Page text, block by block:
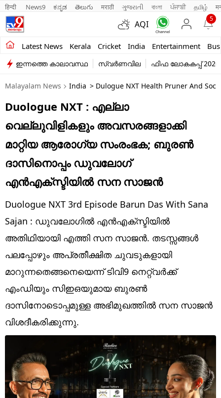
हिन्दी News9 ಕನ್ನಡ తెలుగు मराठी ગુજરાતી বাংলা ਪੰਜਾਬੀ தமிழ்
AQI
5
Latest News Kerala Cricket India Entertainment
Kerala
India
Entertainment
Business
Education
Sports
Lifestyle
world
Technology
Web Story
Photo
Short Videos
ഇന്നത്തെ കാലാവസ്ഥ സ്വർണവില ഫിഫ ലോകകപ്പ് 2026
Malayalam News India > Dulogue NXT Health Pruner And
Duologue NXT : എല്ലാ
വെല്ലുവിളികളും അവസരങ്ങളാക്കി
മാറ്റിയ ആരോഗ്യ സംരംഭക; ബുരൺ
ദാസിനൊപ്പം ഡുവലോഗ്
എൻഎക്സ്ടിയിൽ സന സാജൻ
Duologue NXT 3rd Episode Barun Das With Sana
Sajan : ഡുവലോഗിൽ എൻഎക്സ്ടിയിൽ
അതിഥിയായി എത്തി സന സാജൻ. തടസ്സങ്ങൾ
പലപ്പോഴും അപ്രതീക്ഷിത ചുവടുകളായി
മാറുന്നതെങ്ങനെയെന്ന് ടിവി9 നെറ്റ്വർക്ക്
എംഡിയും സിഇഒയുമായ ബുരൺ
ദാസിനോടൊപ്പമുള്ള അഭിമുഖത്തിൽ സന സാജൻ
വിശദീകരിക്കുന്നു.